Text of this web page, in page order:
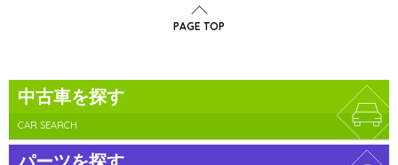
PAGE TOP
中古車を探す
CAR SEARCH